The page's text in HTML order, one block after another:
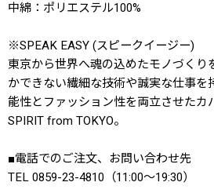
中綿：ポリエステル100%
※SPEAK EASY (スピークイージー)
東京から世界へ魂の込めたモノづくり
かできない繊細な技術や誠実な仕事を
能性とファッション性を両立させたカ
SPIRIT from TOKYO。
■電話でのご注文、お問い合わせ先
TEL 0859-23-4810（11:00〜19:30）